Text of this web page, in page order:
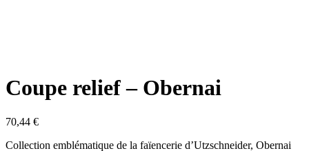
Coupe relief – Obernai
70,44 €
Collection emblématique de la faïencerie d’Utzschneider, Obernai